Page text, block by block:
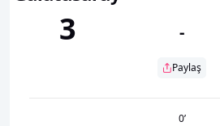
3 -
Paylaş
0’